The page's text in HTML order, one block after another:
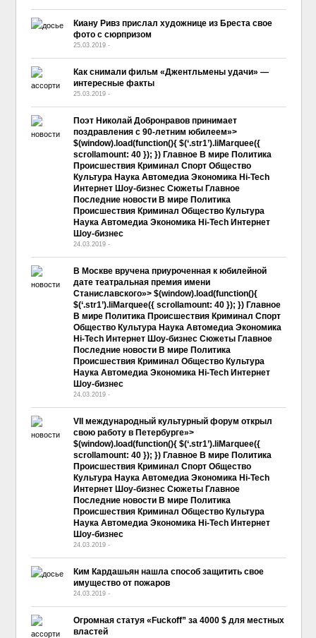
Киану Ривз прислал художнице из Бреста свое
фото с сюрпризом
25.03.2019 -
Как снимали фильм «Джентльмены удачи» —
интересные факты
25.03.2019 -
Поэт Николай Добронравов принимает
поздравления с 90-летним юбилеем»>
$(window).load(function(){ $(‘.str1’).liMarquee({
scrollamount: 40 }); }) Главное В мире Политика
Происшествия Криминал Спорт Общество
Культура Наука Автомедиа Экономика Hi-Tech
Интернет Шоу-бизнес Сюжеты Главное
Последние новости В мире Политика
Происшествия Криминал Общество Культура
Наука Автомедиа Экономика Hi-Tech Интернет
Шоу-бизнес
24.03.2019 -
В Москве вручена приуроченная к юбилейной
дате театральная премия имени
Станиславского»> $(window).load(function(){
$(‘.str1’).liMarquee({ scrollamount: 40 }); }) Главное
В мире Политика Происшествия Криминал Спорт
Общество Культура Наука Автомедиа Экономика
Hi-Tech Интернет Шоу-бизнес Сюжеты Главное
Последние новости В мире Политика
Происшествия Криминал Общество Культура
Наука Автомедиа Экономика Hi-Tech Интернет
Шоу-бизнес
24.03.2019 -
VII международный культурный форум открыл
свою работу в Петербурге»>
$(window).load(function(){ $(‘.str1’).liMarquee({
scrollamount: 40 }); }) Главное В мире Политика
Происшествия Криминал Спорт Общество
Культура Наука Автомедиа Экономика Hi-Tech
Интернет Шоу-бизнес Сюжеты Главное
Последние новости В мире Политика
Происшествия Криминал Общество Культура
Наука Автомедиа Экономика Hi-Tech Интернет
Шоу-бизнес
24.03.2019 -
Ким Кардашьян нашла способ защитить свое
имущество от пожаров
24.03.2019 -
Огромная статуя «Fuckoff” за 4000 $ для местных
властей